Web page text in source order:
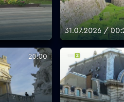
31.07.2026 /
20:00